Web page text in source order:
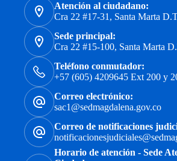
Atención al ciudadano:
Cra 22 #17-31, Santa Marta
Sede principal:
Cra 22 #15-100, Santa Marta
Teléfono conmutador:
+57 (605) 4209645 Ext 200 y
Correo electrónico:
sac1@sedmagdalena.gov.co
Correo de notificaciones
Horario de atención - Sede